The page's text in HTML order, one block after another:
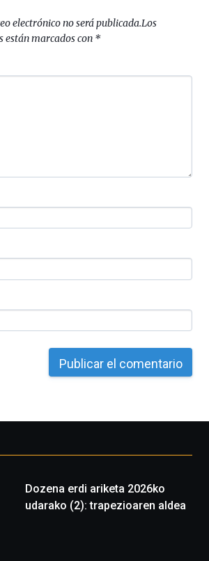
electrónico no será publicada.Los
marcados con *
Dozena erdi ariketa 2026ko
udarako (2): trapezioaren aldea